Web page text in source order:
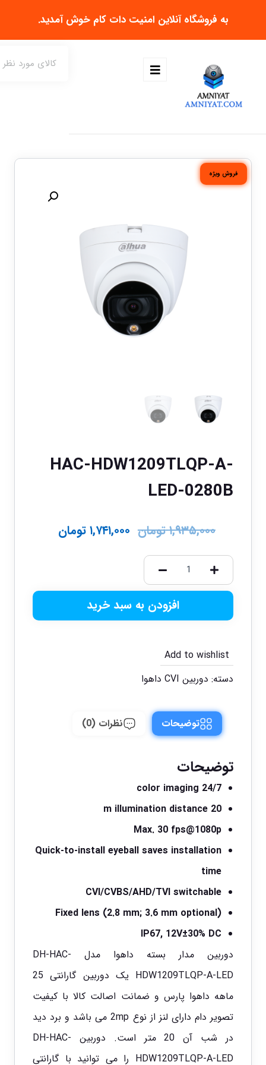
به فروشگاه آنلاین امنیت دات کام خوش آمدید.
فروش ویژه
HAC-HDW1209TLQP-A-
LED-0280B
۱,۹۳۵,۰۰۰تومان ۱,۷۴۱,۰۰۰تومان
افزودن به سبد خرید
Add to wishlist
دسته: دوربین CVI داهوا
توضیحات نظرات (0)
توضیحات
24/7 color imaging
20 m illumination distance
Max. 30 fps@1080p
Quick-to-install eyeball saves installation
time
CVI/CVBS/AHD/TVI switchable
Fixed lens (2.8 mm; 3.6 mm optional)
IP67, 12V±30% DC
دوربین مدار بسته داهوا مدل DH-HAC-
HDW1209TLQP-A-LED یک دوربین گارانتی 25
ماهه داهوا پارس و ضمانت اصالت کالا با کیفیت
تصویر دام دارای لنز از نوع 2mp می باشد و برد دید
در شب آن 20 متر است. دوربین DH-HAC-
HDW1209TLQP-A-LED را می توانید با گارانتی